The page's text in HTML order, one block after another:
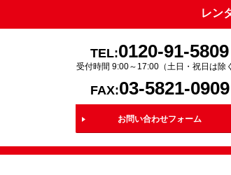
レン
TEL:0120-91-5809
受付時間 9:00～17:00（土日・祝日は除
FAX:03-5821-0909
お問い合わせフォーム